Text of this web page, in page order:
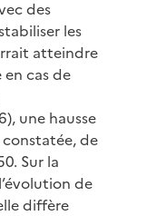
des
les
atteindre
en cas de
une hausse
de
Sur la
de
diffère